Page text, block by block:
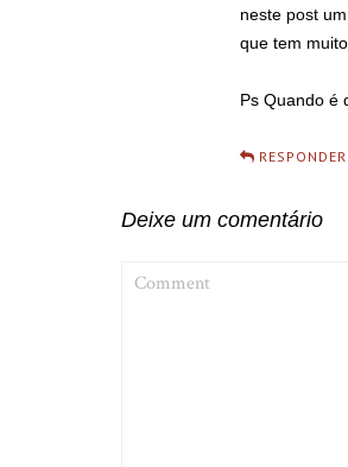
neste post
que tem
Ps Quando é
RESPONDER
Deixe um comentário